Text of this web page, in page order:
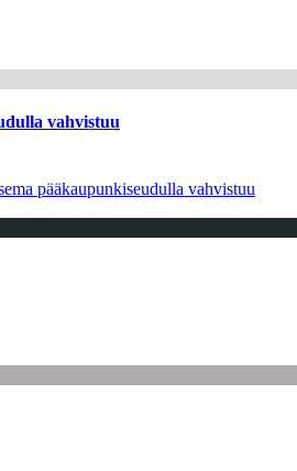
vahvistuu
pääkaupunkiseudulla vahvistuu